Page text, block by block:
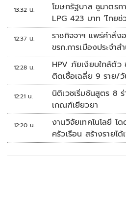
13:32 น.
โฆษกรัฐบาล ชูมาตร
LPG 423 บาท ‘ไทย
แสนล้าน
12:37 น.
ราชกิจจาฯ แพร่คำสั่
ขรก.การเมืองประจำส
12:28 น.
HPV ภัยเงียบใกล้ตัว
ติดเชื้อเฉลี่ย 9 ราย/
12:21 น.
นิติเวชเริ่มชันสูตร 8
เกณฑ์เยียวยา
12:20 น.
งานวิจัยเทคโนโลยี โ
ครัวเรือน สร้างรายไ